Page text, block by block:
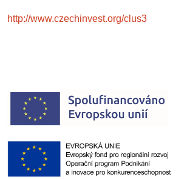
http://www.czechinvest.org/clus3